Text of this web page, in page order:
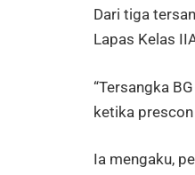
Dari tiga
Lapas Kelas
“Tersangka
ketika
Ia mengaku,